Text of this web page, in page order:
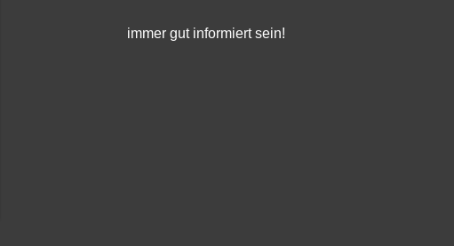
immer gut informiert sein!